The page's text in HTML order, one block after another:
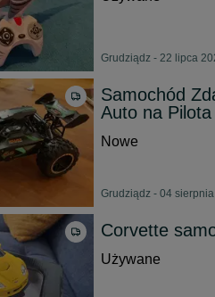
Grudziądz - 22 lipca
Samochód
Auto na
Nowe
Grudziądz - 04
Corvette
Używane